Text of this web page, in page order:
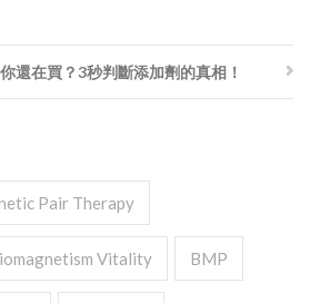
還在買？3秒判斷添加劑的真相！
Pair Therapy
Vitality BMP